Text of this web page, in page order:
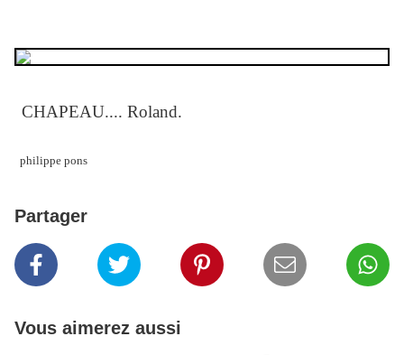
CHAPEAU.... Roland.
philippe pons
Partager
Vous aimerez aussi